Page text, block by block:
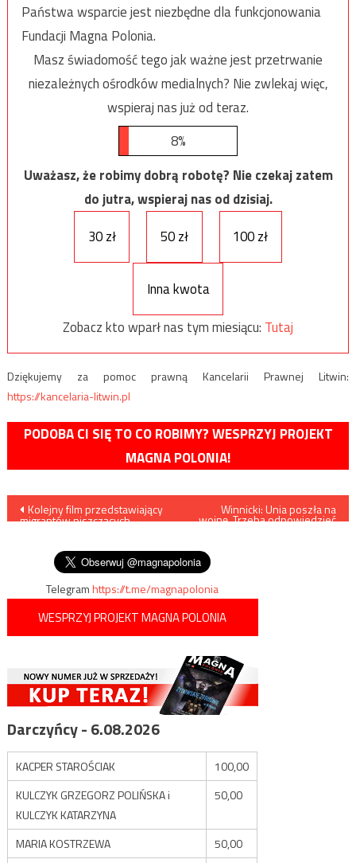
Państwa wsparcie jest niezbędne dla funkcjonowania
Fundacji Magna Polonia.
Masz świadomość tego jak ważne jest przetrwanie
niezależnych ośrodków medialnych? Nie zwlekaj więc,
wspieraj nas już od teraz.
8%
Uważasz, że robimy dobrą robotę? Nie czekaj zatem
do jutra, wspieraj nas od dzisiaj.
30 zł
50 zł 100 zł
Inna kwota
Zobacz kto wparł nas tym miesiącu: Tutaj
Dziękujemy za pomoc prawną Kancelarii Prawnej Litwin:
https://kancelaria-litwin.pl
PODOBA CI SIĘ TO CO ROBIMY? WESPRZYJ PROJEKT
MAGNA POLONIA!
Nawigacja
wpisu
Kolejny film przedstawiający
migrantów niszczących
Winnicki: Unia poszła na
wojnę. Trzeba odpowiedzieć
Telegramhttps://t.me/magnapolonia
WESPRZYJ PROJEKT MAGNA POLONIA
Darczyńcy - 6.08.2026
KACPER STAROŚCIAK
100,00
KULCZYK GRZEGORZ POLIŃSKA i
KULCZYK KATARZYNA
50,00
MARIA KOSTRZEWA 50,00